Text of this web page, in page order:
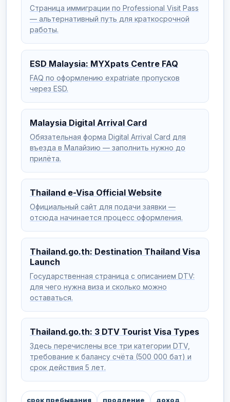
Страница иммиграции по Professional Visit Pass
— альтернативный путь для краткосрочной
работы.
ESD Malaysia: MYXpats Centre FAQ
FAQ по оформлению expatriate пропусков
через ESD.
Malaysia Digital Arrival Card
Обязательная форма Digital Arrival Card для
въезда в Малайзию — заполнить нужно до
прилёта.
Thailand e-Visa Official Website
Официальный сайт для подачи заявки —
отсюда начинается процесс оформления.
Thailand.go.th: Destination Thailand Visa
Launch
Государственная страница с описанием DTV:
для чего нужна виза и сколько можно
оставаться.
Thailand.go.th: 3 DTV Tourist Visa Types
Здесь перечислены все три категории DTV,
требование к балансу счёта (500 000 бат) и
срок действия 5 лет.
срок пребывания продление доход